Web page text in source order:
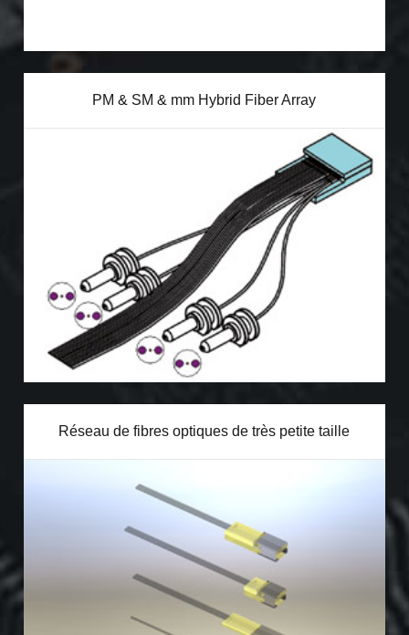
PM & SM & mm Hybrid Fiber Array
Réseau de fibres optiques de très petite taille